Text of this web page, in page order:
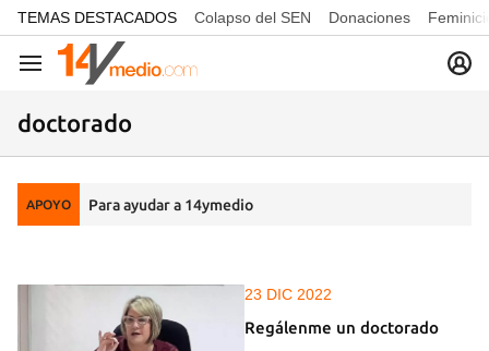
common.go-to-content
TEMAS DESTACADOS Colapso del SEN Donaciones
Navegación
doctorado
APOYO Para ayudar a 14ymedio
23 DIC 2022
Regálenme un doctorado